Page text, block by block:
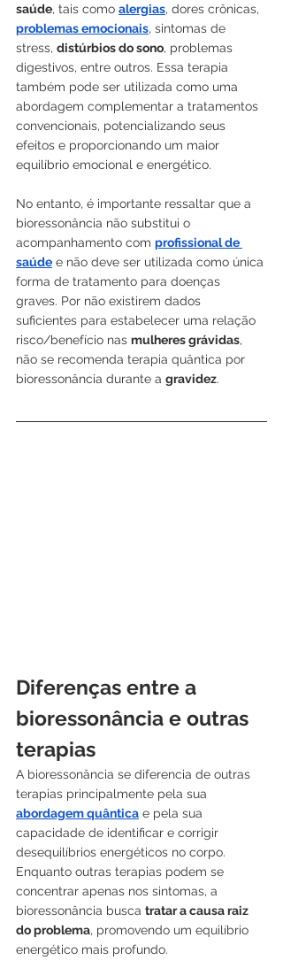
saúde, tais como alergias, dores crônicas,
problemas emocionais, sintomas de
stress, distúrbios do sono, problemas
digestivos, entre outros. Essa terapia
também pode ser utilizada como uma
abordagem complementar a tratamentos
convencionais, potencializando seus
efeitos e proporcionando um maior
equilíbrio emocional e energético.
No entanto, é importante ressaltar que a
bioressonância não substitui o
acompanhamento com profissional de
saúde e não deve ser utilizada como única
forma de tratamento para doenças
graves. Por não existirem dados
suficientes para estabelecer uma relação
risco/benefício nas mulheres grávidas,
não se recomenda terapia quântica por
bioressonância durante a gravidez.
Diferenças entre a
bioressonância e outras
terapias
A bioressonância se diferencia de outras
terapias principalmente pela sua
abordagem quântica e pela sua
capacidade de identificar e corrigir
desequilíbrios energéticos no corpo.
Enquanto outras terapias podem se
concentrar apenas nos sintomas, a
bioressonância busca tratar a causa raiz
do problema, promovendo um equilíbrio
energético mais profundo.